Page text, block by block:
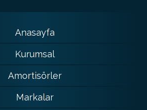
Anasayfa
Kurumsal
Amortisörler
Markalar